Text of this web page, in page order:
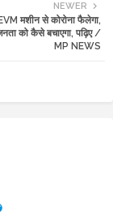
NEWER
मशीन से कोरोना फैलेगा,
को कैसे बचाएगा, पढ़िए /
MP NEWS